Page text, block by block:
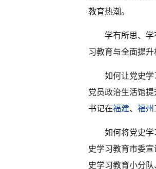
教育热潮。
学有所思、
习教育与全面提
如何让党史
党员政治生活馆
书记在福建、 福州
如何将党史
史学习教育市委
史学习教育小分